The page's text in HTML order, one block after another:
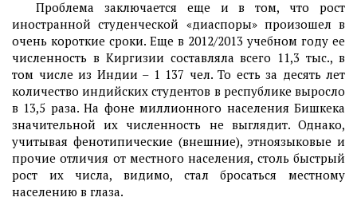
Проблема заключается еще и в том, что рост
иностранной студенческой «диаспоры» произошел в
очень короткие сроки. Еще в 2012/2013 учебном году ее
численность в Киргизии составляла всего 11,3 тыс., в
том числе из Индии – 1 137 чел. То есть за десять лет
количество индийских студентов в республике выросло
в 13,5 раза. На фоне миллионного населения Бишкека
значительной их численность не выглядит. Однако,
учитывая фенотипические (внешние), этноязыковые и
прочие отличия от местного населения, столь быстрый
рост их числа, видимо, стал бросаться местному
населению в глаза.